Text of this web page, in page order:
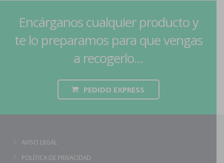
Encárganos cualquier producto y
te lo preparamos para que vengas
a recogerlo...
PEDIDO EXPRESS
AVISO LEGAL
POLÍTICA DE PRIVACIDAD